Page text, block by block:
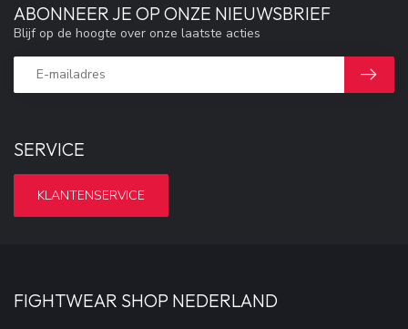
SERVICE
KLANTENSERVICE
ABONNEER JE OP ONZE NIEUWSBRIEF
Blijf op de hoogte over onze laatste acties
FIGHTWEAR SHOP NEDERLAND